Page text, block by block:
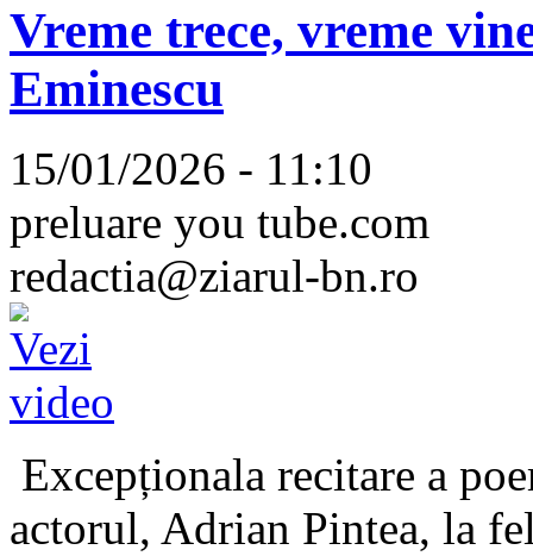
Vreme trece, vreme
Eminescu
15/01/2026 - 11:10
preluare you tube.com
redactia@ziarul-bn.ro
Excepționala recitare a
actorul, Adrian Pintea, la